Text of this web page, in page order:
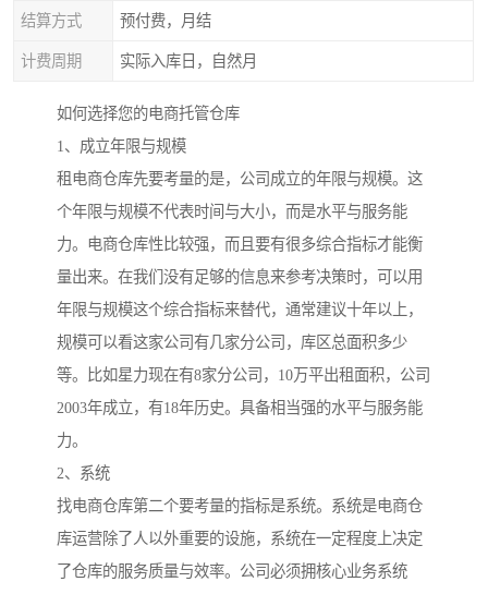
结算方式 预付费，月结
计费周期 实际入库日，自然月
如何选择您的电商托管仓库
1、成立年限与规模
租电商仓库先要考量的是，公司成立的年限与规模。这
个年限与规模不代表时间与大小，而是水平与服务能
力。电商仓库性比较强，而且要有很多综合指标才能衡
量出来。在我们没有足够的信息来参考决策时，可以用
年限与规模这个综合指标来替代，通常建议十年以上，
规模可以看这家公司有几家分公司，库区总面积多少
等。比如星力现在有8家分公司，10万平出租面积，公司
2003年成立，有18年历史。具备相当强的水平与服务能
力。
2、系统
找电商仓库第二个要考量的指标是系统。系统是电商仓
库运营除了人以外重要的设施，系统在一定程度上决定
了仓库的服务质量与效率。公司必须拥核心业务系统